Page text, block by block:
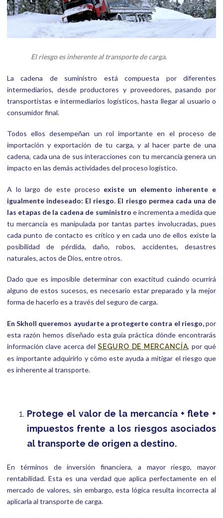
El riesgo es inherente al transporte de carga.
La cadena de suministro está compuesta por diferentes
intermediarios, desde productores y proveedores, pasando por
transportistas e intermediarios logísticos, hasta llegar al usuario o
consumidor final.
Todos ellos desempeñan un rol importante en el proceso de
importación y exportación de tu carga, y al hacer parte de una
cadena, cada una de sus interacciones con tu mercancía genera un
impacto en las demás actividades del proceso logístico.
A lo largo de este proceso existe un elemento inherente e
igualmente indeseado: El riesgo. El riesgo permea cada una de
las etapas de la cadena de suministro e incrementa a medida que
tu mercancía es manipulada por tantas partes involucradas, pues
cada punto de contacto es crítico y en cada uno de ellos existe la
posibilidad de pérdida, daño, robos, accidentes, desastres
naturales, actos de Dios, entre otros.
Dado que es imposible determinar con exactitud cuándo ocurrirá
alguno de estos sucesos, es necesario estar preparado y la mejor
forma de hacerlo es a través del seguro de carga.
En Skholl queremos ayudarte a protegerte contra el riesgo,por
esta razón hemos diseñado esta guía práctica dónde encontrarás
información clave acerca delSEGURO DE MERCANCÍA, por qué
es importante adquirirlo y cómo este ayuda a mitigar el riesgo que
es inherente al transporte.
Protege el valor de la mercancía + flete +
impuestos frente a los riesgos asociados
al transporte de origen a destino.
En términos de inversión financiera, a mayor riesgo, mayor
rentabilidad. Esta es una verdad que aplica perfectamente en el
mercado de valores, sin embargo, esta lógica resulta incorrecta al
aplicarla al transporte de carga.